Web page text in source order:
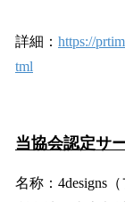
詳細： https://
tml
当協会認定サ
名称：4designs